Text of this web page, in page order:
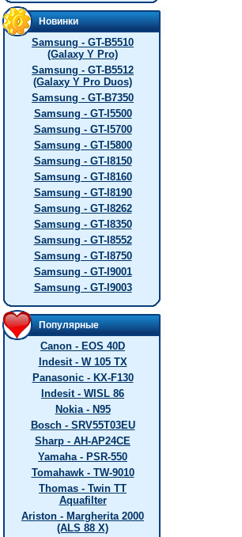
Новинки
Samsung - GT-B5510
(Galaxy Y Pro)
Samsung - GT-B5512
(Galaxy Y Pro Duos)
Samsung - GT-B7350
Samsung - GT-I5500
Samsung - GT-I5700
Samsung - GT-I5800
Samsung - GT-I8150
Samsung - GT-I8160
Samsung - GT-I8190
Samsung - GT-I8262
Samsung - GT-I8350
Samsung - GT-I8552
Samsung - GT-I8750
Samsung - GT-I9001
Samsung - GT-I9003
Популярные
Canon - EOS 40D
Indesit - W 105 TX
Panasonic - KX-F130
Indesit - WISL 86
Nokia - N95
Bosch - SRV55T03EU
Sharp - AH-AP24CE
Yamaha - PSR-550
Tomahawk - TW-9010
Thomas - Twin TT
Aquafilter
Ariston - Margherita 2000
(ALS 88 X)